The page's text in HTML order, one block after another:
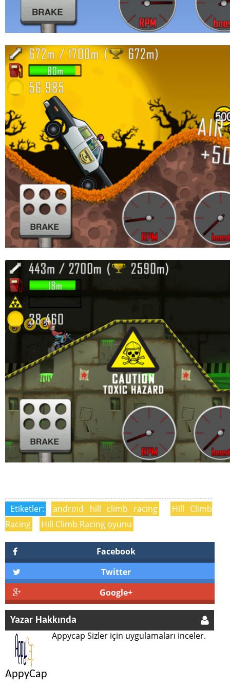
Etiketler: android hill climb racing
Hill Climb
Racing
Hill Climb Racing oyunu
Facebook
Twitter
Google+
Yazar Hakkında
AppyCap
Appycap Sizler için uygulamaları inceler.